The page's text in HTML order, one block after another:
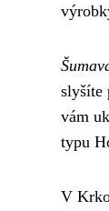
slyšíte
vám
typu
V